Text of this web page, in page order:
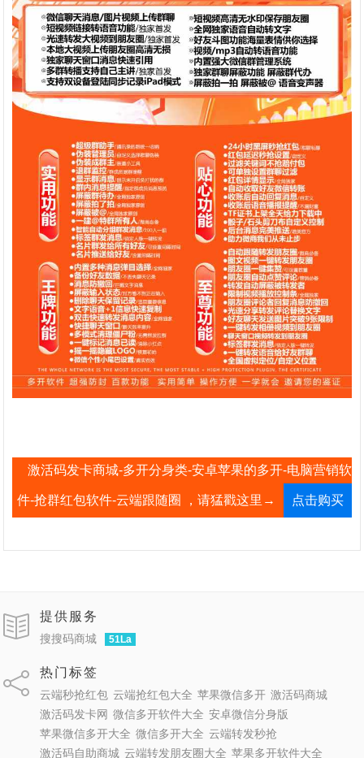
激活码发卡商城-多开分身类-安卓苹果的多开-电脑营销软
件-抢群红包软件-云端跟随圈 ，请猛戳这里→ 点击购买
提供服务
搜搜码商城 51La
热门标签
云端秒抢红包 云端抢红包大全 苹果微信多开 激活码商城
激活码发卡网 微信多开软件大全 安卓微信分身版
苹果微信多开大全 微信多开大全 云端转发秒抢
激活码自助商城 云端转发朋友圈大全 苹果多开软件大全